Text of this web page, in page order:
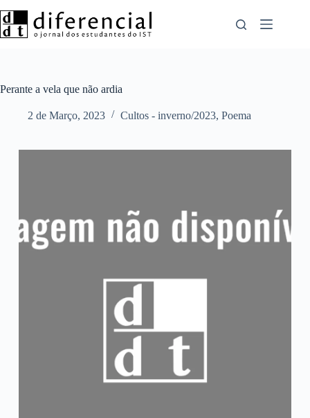
para
o
Perante a vela que não ardia
2 de Março, 2023 Cultos - inverno/2023, Poema